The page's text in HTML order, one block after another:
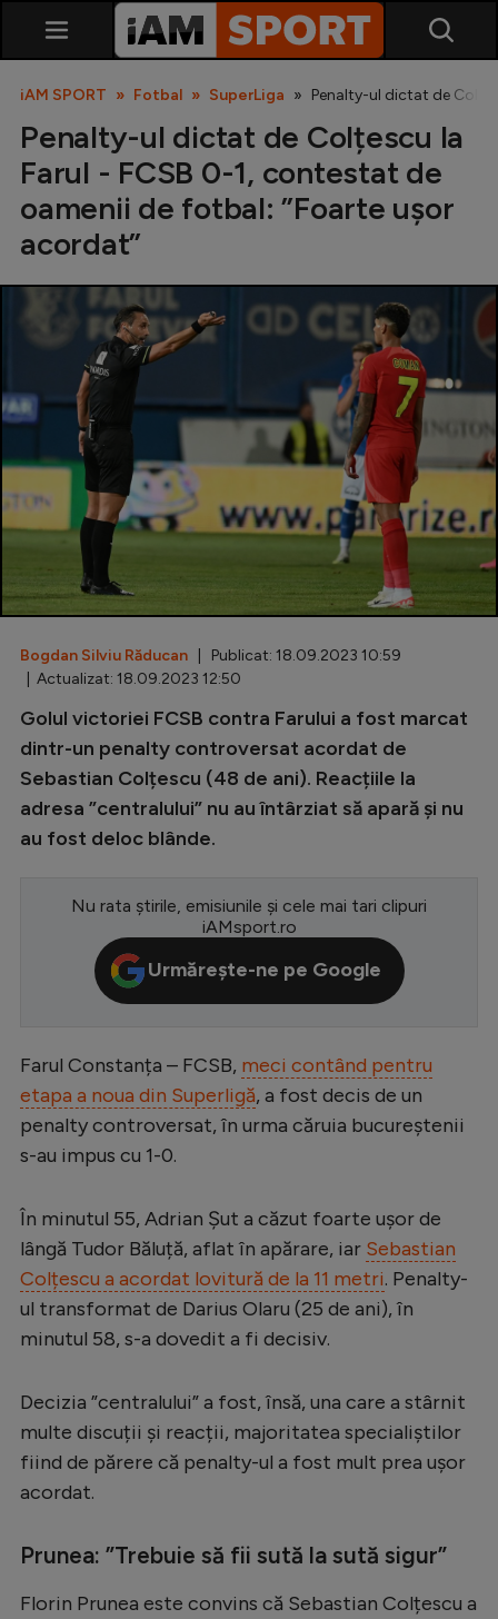
SuperLiga
Liga 2
Cupa României
Echipa Națională
U21
Fotbal feminin
Special
Inedit
Clasamente
Champions League
Europa League
CM 2026
Premier League
LaLiga
Bundesliga
Ligue 1
Campionate
EURO 2024
Stranieri
Clasamente
Tenis
Handbal
Formula 1
Gimnastică
iAM SPORT Fotbal SuperLiga Penalty-ul dictat de
Penalty-ul dictat de Colțescu la
Farul - FCSB 0-1, contestat de
oamenii de fotbal: ”Foarte ușor
acordat”
Bogdan Silviu Răducan | Publicat: 18.09.2023 10:59
| Actualizat: 18.09.2023 12:50
Golul victoriei FCSB contra Farului a fost marcat
dintr-un penalty controversat acordat de
Sebastian Colțescu (48 de ani). Reacțiile la
adresa ”centralului” nu au întârziat să apară și nu
au fost deloc blânde.
Nu rata știrile, emisiunile și cele mai tari clipuri
iAMsport.ro
Urmărește-ne pe Google
Farul Constanța – FCSB, meci contând pentru
etapa a noua din Superligă, a fost decis de un
penalty controversat, în urma căruia bucureștenii
s-au impus cu 1-0.
În minutul 55, Adrian Șut a căzut foarte ușor de
lângă Tudor Băluță, aflat în apărare, iar Sebastian
Colțescu a acordat lovitură de la 11 metri. Penalty-
ul transformat de Darius Olaru (25 de ani), în
minutul 58, s-a dovedit a fi decisiv.
Decizia ”centralului” a fost, însă, una care a stârnit
multe discuții și reacții, majoritatea specialiștilor
fiind de părere că penalty-ul a fost mult prea ușor
acordat.
Prunea: ”Trebuie să fii sută la sută sigur”
Florin Prunea este convins că Sebastian Colțescu a